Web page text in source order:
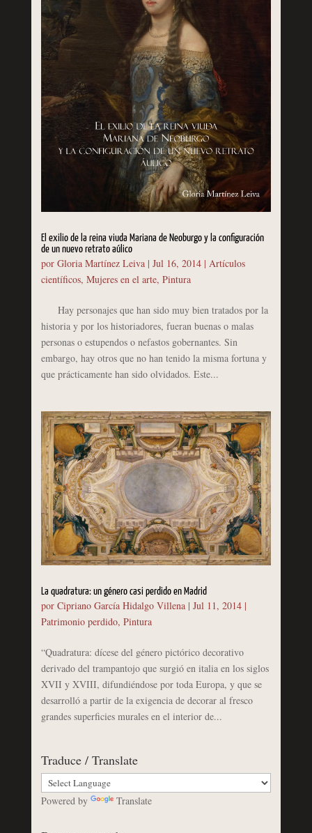
El exilio de la reina viuda Mariana de Neoburgo y la configuración
de un nuevo retrato aúlico
por Gloria Martínez Leiva| Jul 16, 2014| Artículos
científicos, Mujeres en el arte, Pintura
Hay personajes que han sido muy bien tratados por la
historia y por los historiadores, fueran buenas o malas
personas o estupendos o nefastos gobernantes. Sin
embargo, hay otros que no han tenido la misma fortuna y
que prácticamente han sido olvidados. Este...
La quadratura: un género casi perdido en Madrid
por Cipriano García Hidalgo Villena| Jul 11, 2014|
Patrimonio perdido, Pintura
“Quadratura: dícese del género pictórico decorativo
derivado del trampantojo que surgió en italia en los siglos
XVII y XVIII, difundiéndose por toda Europa, y que se
desarrolló a partir de la exigencia de decorar al fresco
grandes superficies murales en el interior de...
Traduce / Translate
Powered by Translate